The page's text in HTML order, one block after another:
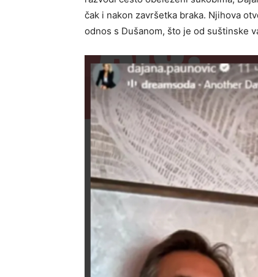
čak i nakon završetka braka. Njihova
odnos s Dušanom, što je od suštinske